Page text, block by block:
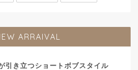
ARRAIVAL
引き立つショートボブスタイル